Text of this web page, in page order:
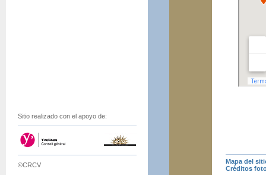
Sitio realizado con el apoyo de:
©CRCV
Mapa del
Créditos